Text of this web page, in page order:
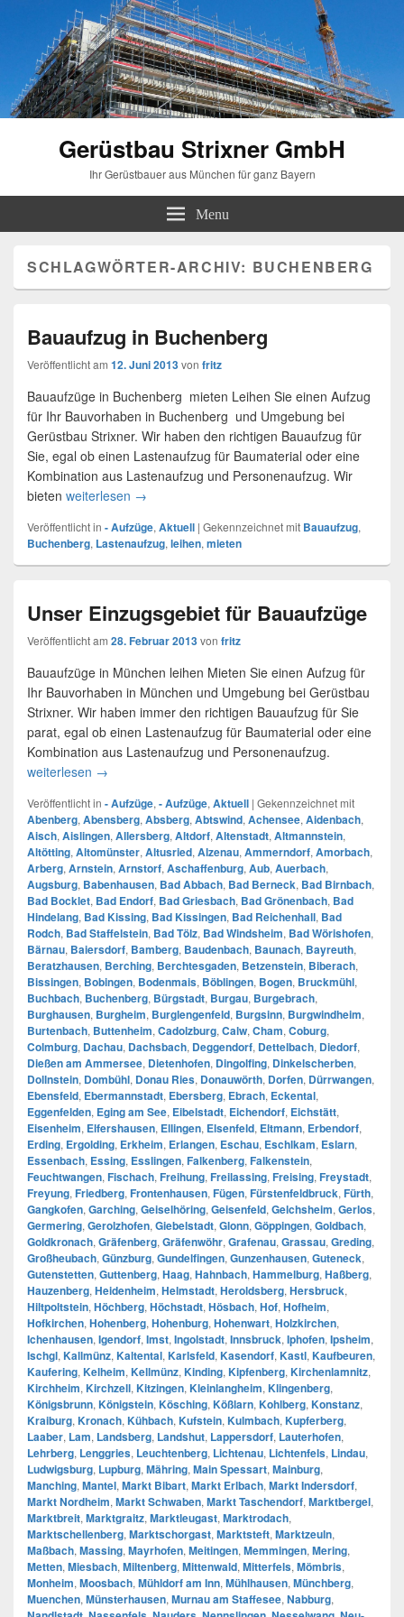
Gerüstbau Strixner GmbH
Ihr Gerüstbauer aus München für ganz Bayern
Menu
SCHLAGWÖRTER-ARCHIV: BUCHENBERG
Bauaufzug in Buchenberg
Veröffentlicht am 12. Juni 2013von fritz
Bauaufzüge in Buchenberg mieten Leihen Sie einen Aufzug
für Ihr Bauvorhaben in Buchenberg und Umgebung bei
Gerüstbau Strixner. Wir haben den richtigen Bauaufzug für
Sie, egal ob einen Lastenaufzug für Baumaterial oder eine
Kombination aus Lastenaufzug und Personenaufzug. Wir
bieten weiterlesen Bauaufzug in Buchenberg
→
Veröffentlicht in - Aufzüge, Aktuell | Gekennzeichnet mit Bauaufzug,
Buchenberg, Lastenaufzug, leihen, mieten
Unser Einzugsgebiet für Bauaufzüge
Veröffentlicht am 28. Februar 2013von fritz
Bauaufzüge in München leihen Mieten Sie einen Aufzug für
Ihr Bauvorhaben in München und Umgebung bei Gerüstbau
Strixner. Wir haben immer den richtigen Bauaufzug für Sie
parat, egal ob einen Lastenaufzug für Baumaterial oder eine
Kombination aus Lastenaufzug und Personenaufzug.
weiterlesen Unser Einzugsgebiet für Bauaufzüge
→
Veröffentlicht in - Aufzüge, - Aufzüge, Aktuell | Gekennzeichnet mit
Abenberg, Abensberg, Absberg, Abtswind, Achensee, Aidenbach,
Aisch, Aislingen, Allersberg, Altdorf, Altenstadt, Altmannstein,
Altötting, Altomünster, Altusried, Alzenau, Ammerndorf, Amorbach,
Arberg, Arnstein, Arnstorf, Aschaffenburg, Aub, Auerbach,
Augsburg, Babenhausen, Bad Abbach, Bad Berneck, Bad Birnbach,
Bad Bocklet, Bad Endorf, Bad Griesbach, Bad Grönenbach, Bad
Hindelang, Bad Kissing, Bad Kissingen, Bad Reichenhall, Bad
Rodch, Bad Staffelstein, Bad Tölz, Bad Windsheim, Bad Wörishofen,
Bärnau, Baiersdorf, Bamberg, Baudenbach, Baunach, Bayreuth,
Beratzhausen, Berching, Berchtesgaden, Betzenstein, Biberach,
Bissingen, Bobingen, Bodenmais, Böblingen, Bogen, Bruckmühl,
Buchbach, Buchenberg, Bürgstadt, Burgau, Burgebrach,
Burghausen, Burgheim, Burglengenfeld, Burgsinn, Burgwindheim,
Burtenbach, Buttenheim, Cadolzburg, Calw, Cham, Coburg,
Colmburg, Dachau, Dachsbach, Deggendorf, Dettelbach, Diedorf,
Dießen am Ammersee, Dietenhofen, Dingolfing, Dinkelscherben,
Dollnstein, Dombühl, Donau Ries, Donauwörth, Dorfen, Dürrwangen,
Ebensfeld, Ebermannstadt, Ebersberg, Ebrach, Eckental,
Eggenfelden, Eging am See, Eibelstadt, Eichendorf, Eichstätt,
Eisenheim, Elfershausen, Ellingen, Elsenfeld, Eltmann, Erbendorf,
Erding, Ergolding, Erkheim, Erlangen, Eschau, Eschlkam, Eslarn,
Essenbach, Essing, Esslingen, Falkenberg, Falkenstein,
Feuchtwangen, Fischach, Freihung, Freilassing, Freising, Freystadt,
Freyung, Friedberg, Frontenhausen, Fügen, Fürstenfeldbruck, Fürth,
Gangkofen, Garching, Geiselhöring, Geisenfeld, Gelchsheim, Gerlos,
Germering, Gerolzhofen, Giebelstadt, Glonn, Göppingen, Goldbach,
Goldkronach, Gräfenberg, Gräfenwöhr, Grafenau, Grassau, Greding,
Großheubach, Günzburg, Gundelfingen, Gunzenhausen, Guteneck,
Gutenstetten, Guttenberg, Haag, Hahnbach, Hammelburg, Haßberg,
Hauzenberg, Heidenheim, Helmstadt, Heroldsberg, Hersbruck,
Hiltpoltstein, Höchberg, Höchstadt, Hösbach, Hof, Hofheim,
Hofkirchen, Hohenberg, Hohenburg, Hohenwart, Holzkirchen,
Ichenhausen, Igendorf, Imst, Ingolstadt, Innsbruck, Iphofen, Ipsheim,
Ischgl, Kallmünz, Kaltental, Karlsfeld, Kasendorf, Kastl, Kaufbeuren,
Kaufering, Kelheim, Kellmünz, Kinding, Kipfenberg, Kirchenlamnitz,
Kirchheim, Kirchzell, Kitzingen, Kleinlangheim, Klingenberg,
Königsbrunn, Königstein, Kösching, Kößlarn, Kohlberg, Konstanz,
Kraiburg, Kronach, Kühbach, Kufstein, Kulmbach, Kupferberg,
Laaber, Lam, Landsberg, Landshut, Lappersdorf, Lauterhofen,
Lehrberg, Lenggries, Leuchtenberg, Lichtenau, Lichtenfels, Lindau,
Ludwigsburg, Lupburg, Mähring, Main Spessart, Mainburg,
Manching, Mantel, Markt Bibart, Markt Erlbach, Markt Indersdorf,
Markt Nordheim, Markt Schwaben, Markt Taschendorf, Marktbergel,
Marktbreit, Marktgraitz, Marktleugast, Marktrodach,
Marktschellenberg, Marktschorgast, Marktsteft, Marktzeuln,
Maßbach, Massing, Mayrhofen, Meitingen, Memmingen, Mering,
Metten, Miesbach, Miltenberg, Mittenwald, Mitterfels, Mömbris,
Monheim, Moosbach, Mühldorf am Inn, Mühlhausen, Münchberg,
Muenchen, Münsterhausen, Murnau am Staffesee, Nabburg,